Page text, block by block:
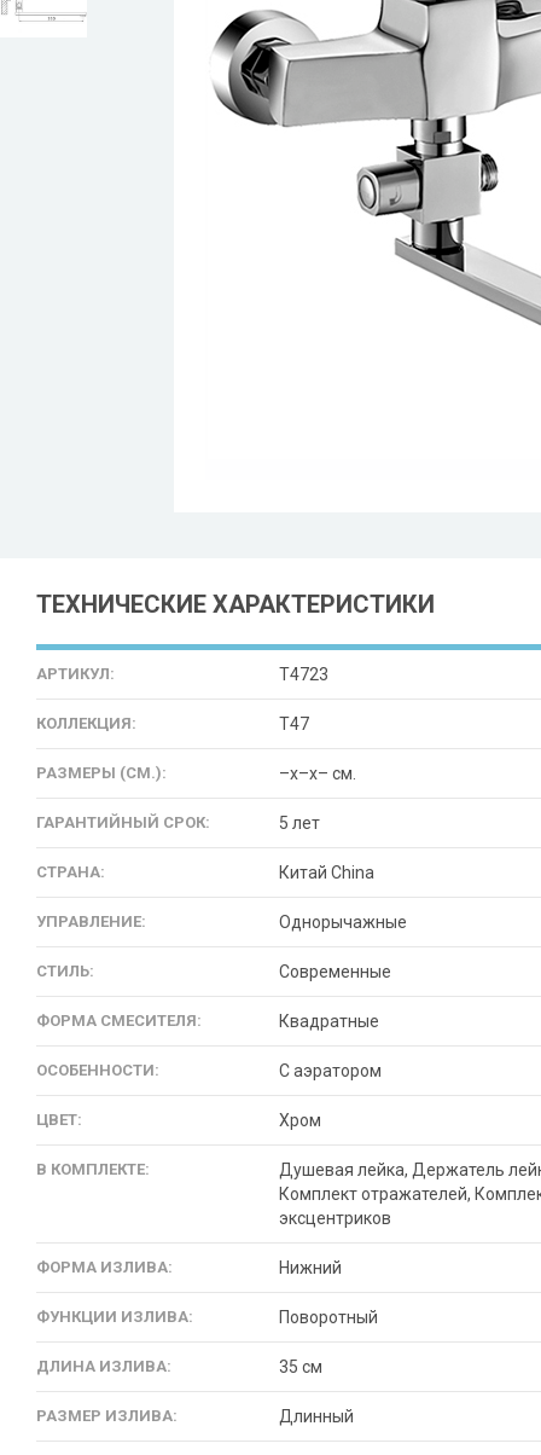
ТЕХНИЧЕСКИЕ ХАРАКТЕРИСТИКИ
АРТИКУЛ: T4723
КОЛЛЕКЦИЯ: T47
РАЗМЕРЫ (СМ.): –x–x– см.
ГАРАНТИЙНЫЙ СРОК: 5 лет
СТРАНА: Китай China
УПРАВЛЕНИЕ: Однорычажные
СТИЛЬ: Современные
ФОРМА СМЕСИТЕЛЯ: Квадратные
ОСОБЕННОСТИ: С аэратором
ЦВЕТ: Хром
В КОМПЛЕКТЕ:
Душевая лейка, Держатель
Комплект отражателей,
эксцентриков
ФОРМА ИЗЛИВА: Нижний
ФУНКЦИИ ИЗЛИВА: Поворотный
ДЛИНА ИЗЛИВА: 35 см
РАЗМЕР ИЗЛИВА: Длинный